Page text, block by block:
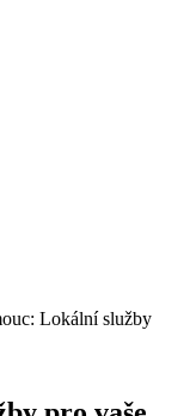
Lokální služby